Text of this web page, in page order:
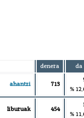
denera da
ahantzi 713
%
liburuak 454
%